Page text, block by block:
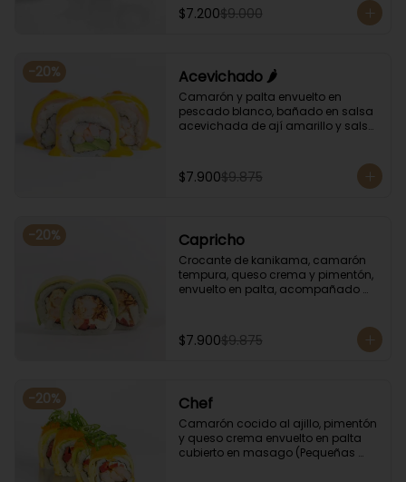
$7.200$9.000
-20% Acevichado 🌶️
Camarón y palta envuelto en
pescado blanco, bañado en salsa
acevichada de ají amarillo y salsa
$7.900$9.875
-20% Capricho
Crocante de kanikama, camarón
tempura, queso crema y pimentón,
envuelto en palta, acompañado
$7.900$9.875
-20% Chef
Camarón cocido al ajillo, pimentón
y queso crema envuelto en palta
cubierto en masago (Pequeñas